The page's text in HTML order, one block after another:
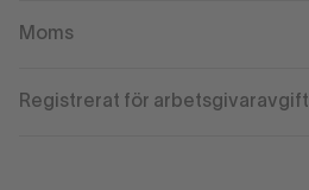
Moms
Registrerat för arbetsgivaravgift